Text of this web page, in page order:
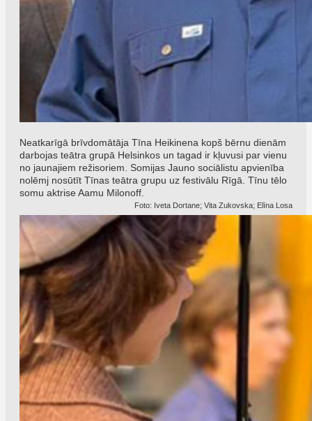
Neatkarīgā brīvdomātāja Tīna Heikinena kopš bērnu dienām
darbojas teātra grupā Helsinkos un tagad ir kļuvusi par vienu
no jaunajiem režisoriem. Somijas Jauno sociālistu apvienība
nolēmj nosūtīt Tīnas teātra grupu uz festivālu Rīgā. Tīnu tēlo
somu aktrise Aamu Milonoff.
Foto: Iveta Dortane; Vita Zukovska; Elīna Losa